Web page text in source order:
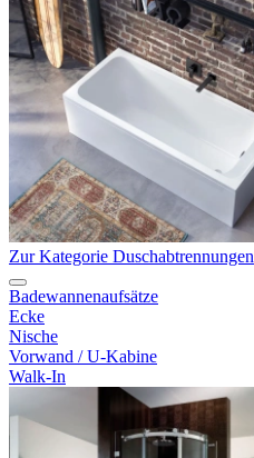
Zur Kategorie Duschabtrennungen
Badewannenaufsätze
Ecke
Nische
Vorwand / U-Kabine
Walk-In